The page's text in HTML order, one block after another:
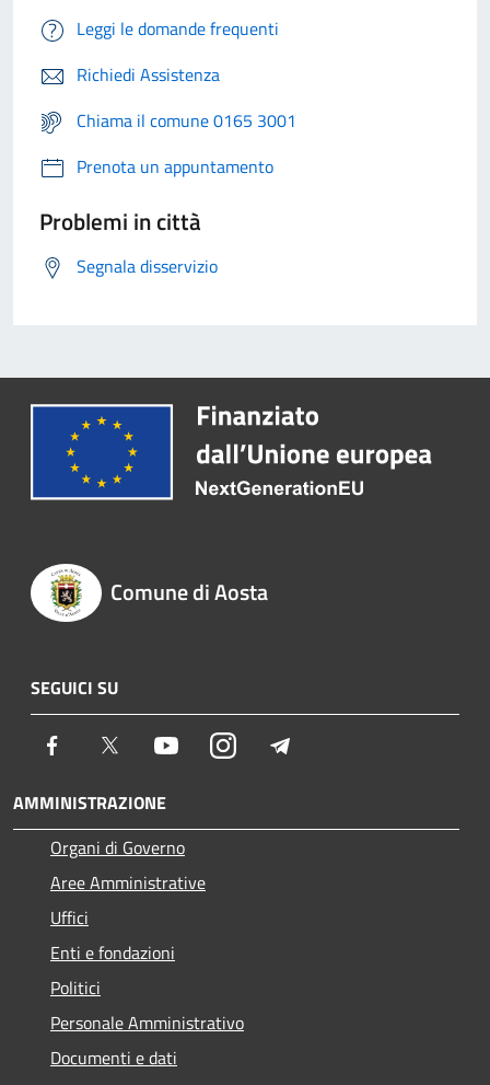
Leggi le domande frequenti
Richiedi Assistenza
Chiama il comune 0165 3001
Prenota un appuntamento
Problemi in città
Segnala disservizio
Comune di Aosta
SEGUICI SU
Facebook Twitter YoutubeInstagram
AMMINISTRAZIONE
Organi di Governo
Aree Amministrative
Uffici
Enti e fondazioni
Politici
Personale Amministrativo
Documenti e dati